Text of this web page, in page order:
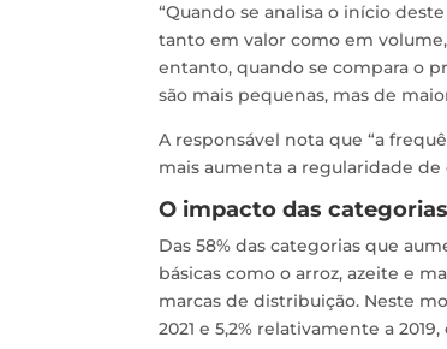
“Quando se analisa o início
tanto em valor como em
entanto, quando se compara o
são mais pequenas, mas de
A responsável nota que “a
mais aumenta a regularidade
O impacto das
Das 58% das categorias que
básicas como o arroz, azeite e
marcas de distribuição. Neste
2021 e 5,2% relativamente a